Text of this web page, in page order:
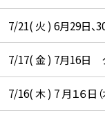
7/21( 火 ) 6月29日
7/17( 金 ) 7月16日
7/16( 木 ) 7 月１６日